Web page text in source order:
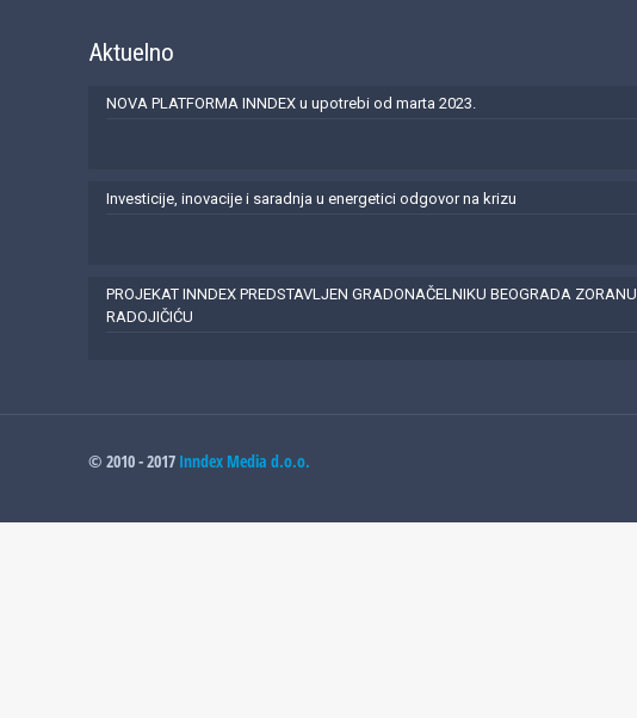
Aktuelno
NOVA PLATFORMA INNDEX u upotrebi od marta 2023.
Investicije, inovacije i saradnja u energetici odgovor na krizu
PROJEKAT INNDEX PREDSTAVLJEN GRADONAČELNIKU BEOGRADA ZORANU
RADOJIČIĆU
© 2010 - 2017 Inndex Media d.o.o.